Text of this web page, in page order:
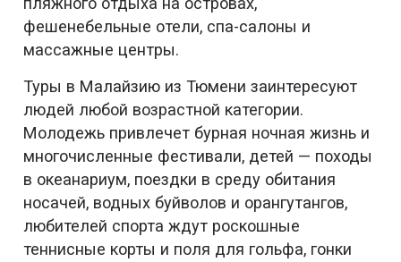
фешенебельные отели, спа-салоны и
массажные центры.
Туры в Малайзию из Тюмени заинтересуют
людей любой возрастной категории.
Молодежь привлечет бурная ночная жизнь и
многочисленные фестивали, детей — походы
в океанариум, поездки в среду обитания
носачей, водных буйволов и орангутангов,
любителей спорта ждут роскошные
теннисные корты и поля для гольфа, гонки